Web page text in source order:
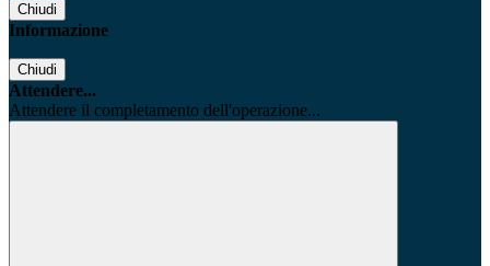
Chiudi
Informazione
Chiudi
Attendere...
Attendere il completamento dell'operazione...